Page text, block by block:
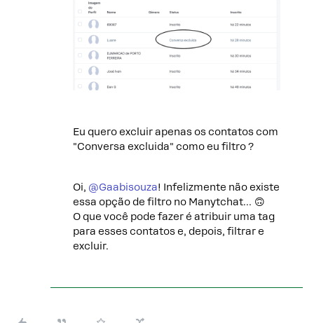
Eu quero excluir apenas os contatos com
"Conversa excluida" como eu filtro ?
Oi, @Gaabisouza! Infelizmente não existe
essa opção de filtro no Manytchat… 🙃
O que você pode fazer é atribuir uma tag
para esses contatos e, depois, filtrar e
excluir.